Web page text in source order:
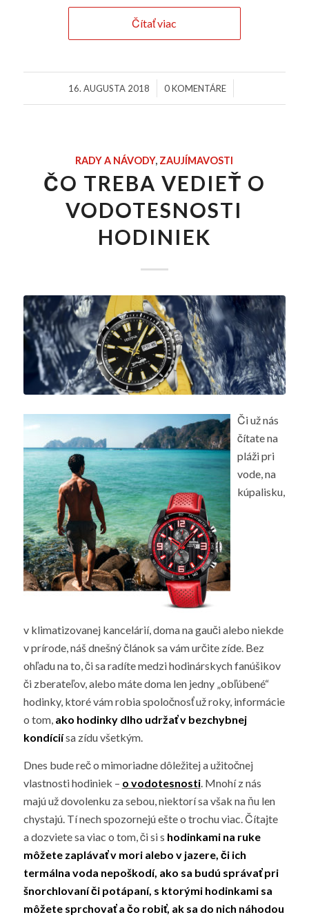
Čítať viac
16. AUGUSTA 2018
/ 0 KOMENTÁRE
/
RADY A NÁVODY, ZAUJÍMAVOSTI
ČO TREBA VEDIEŤ O
VODOTESNOSTI
HODINIEK
Či už nás
čítate na
pláži pri
vode, na
kúpalisku,
v klimatizovanej kancelárií, doma na gauči alebo niekde
v prírode, náš dnešný článok sa vám určite zíde. Bez
ohľadu na to, či sa radíte medzi hodinárskych fanúšikov
či zberateľov, alebo máte doma len jedny „obľúbené“
hodinky, ktoré vám robia spoločnosť už roky, informácie
o tom, ako hodinky dlho udržať v bezchybnej
kondíciísa zídu všetkým.
Dnes bude reč o mimoriadne dôležitej a užitočnej
vlastnosti hodiniek – o vodotesnosti. Mnohí z nás
majú už dovolenku za sebou, niektorí sa však na ňu len
chystajú. Tí nech spozornejú ešte o trochu viac. Čítajte
a dozviete sa viac o tom, či si s hodinkami na ruke
môžete zaplávať v mori alebo v jazere, či ich
termálna voda nepoškodí, ako sa budú správať pri
šnorchlovaní či potápaní, s ktorými hodinkami sa
môžete sprchovať a čo robiť, ak sa do nich náhodou